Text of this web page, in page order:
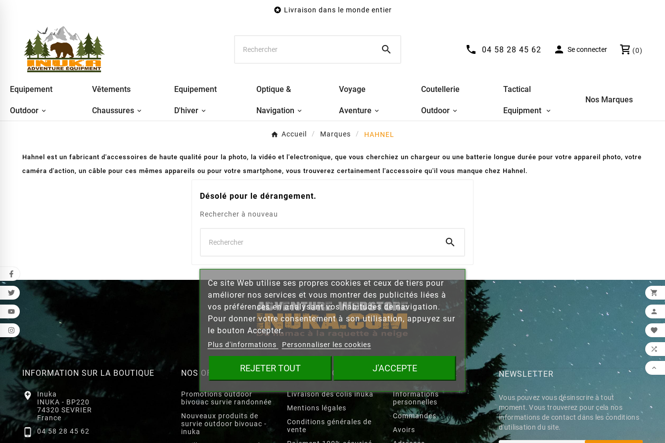
 Livraison dans le monde entier
  04 58 28 45 62  Se connecter (0)
Equipement
Outdoor
Vêtements
Chaussures
Equipement
D'hiver
Optique &
Navigation
Voyage
Aventure
Coutellerie
Outdoor
Tactical
Equipment
Nos Marques
Accueil Marques HAHNEL
Hahnel est un fabricant d'accessoires de haute qualité pour la photo, la vidéo et l'electronique, que vous cherchiez un chargeur ou une batterie longue durée pour votre appareil photo, votre
caméra d'action, un câble pour ces mêmes appareils ou pour votre smartphone, vous trouverez certainement l'accessoire qu'il vous manque chez Hahnel.
Désolé pour le dérangement.
Rechercher à nouveau

INFORMATION SUR LA BOUTIQUE

Inuka
INUKA - BP220
74320 SEVRIER
France
 04 58 28 45 62
NOS OFFRES
Promotions outdoor
bivouac survie randonnée
Nouveaux produits de
survie outdoor bivouac -
inuka
INFORMATIONS
Livraison des colis inuka
Mentions légales
Conditions générales de
vente
VOTRE COMPTE
Informations
personnelles
Commandes
Avoirs
NEWSLETTER
Vous pouvez vous désinscrire à tout
moment. Vous trouverez pour cela nos
informations de contact dans les conditions
d'utilisation du site.
Créer une liste d'envies ×
Nom de la liste d'envies
Annuler Créer une liste d'envies
Ce site Web utilise ses propres cookies et ceux de tiers pour
améliorer nos services et vous montrer des publicités liées à
vos préférences en analysant vos habitudes de navigation.
Pour donner votre consentement à son utilisation, appuyez sur
le bouton Accepter.
Plus d'informations Personnaliser les cookies
REJETER TOUT J'ACCEPTE




